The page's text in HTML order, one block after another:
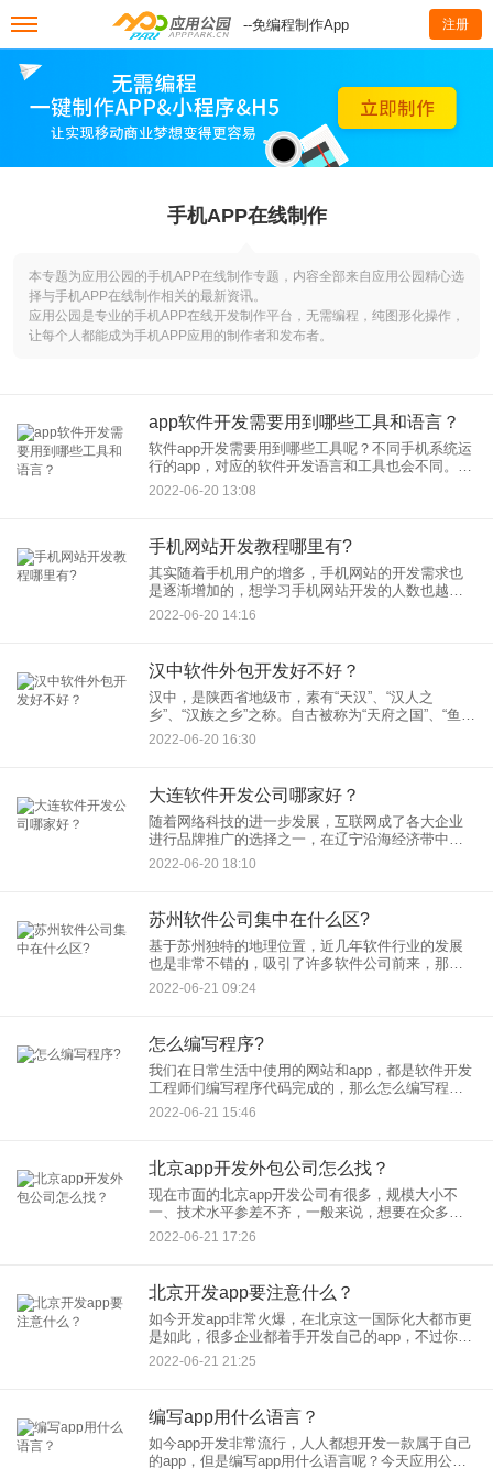
--免编程制作App 注册
手机APP在线制作
本专题为应用公园的手机APP在线制作专题，内容全部来自应用公园精心选
择与手机APP在线制作相关的最新资讯。
应用公园是专业的手机APP在线开发制作平台，无需编程，纯图形化操作，
让每个人都能成为手机APP应用的制作者和发布者。
app软件开发需要用到哪些工具和语言？
软件app开发需要用到哪些工具呢？不同手机系统运
行的app，对应的软件开发语言和工具也会不同。下
面，就针对不同的手机app系统以及app开发流程，
对软件开发涉及到的语言工具进行介绍。
2022-06-20 13:08
手机网站开发教程哪里有?
其实随着手机用户的增多，手机网站的开发需求也
是逐渐增加的，想学习手机网站开发的人数也越来
越多，那么手机网站开发教程哪里有呢？ 有很多人
为了工作需要，会选择去
2022-06-20 14:16
汉中软件外包开发好不好？
汉中，是陕西省地级市，素有“天汉”、“汉人之
乡”、“汉族之乡”之称。自古被称为“天府之国”、“鱼米
之乡”。在汉中，绝大部分企业都是中小型企业，基
本不具备软件开发能力，对于软件开发也了解甚
2022-06-20 16:30
大连软件开发公司哪家好？
随着网络科技的进一步发展，互联网成了各大企业
进行品牌推广的选择之一，在辽宁沿海经济带中心
城市，具有“浪漫城市”之称的大连也是如此，互联网
发展还是挺迅速的，尤其是在软件开发行业。那你
2022-06-20 18:10
苏州软件公司集中在什么区?
基于苏州独特的地理位置，近几年软件行业的发展
也是非常不错的，吸引了许多软件公司前来，那么
苏州软件公司集中在什么区呢？ 较为大众熟知的，
苏州软件开发公司大多集
2022-06-21 09:24
怎么编写程序?
我们在日常生活中使用的网站和app，都是软件开发
工程师们编写程序代码完成的，那么怎么编写程序
呢？ 编写程序是需要学会使用至少一门开发语言以
及开发工具的，所以
2022-06-21 15:46
北京app开发外包公司怎么找？
现在市面的北京app开发公司有很多，规模大小不
一、技术水平参差不齐，一般来说，想要在众多的
北京APP外包公司中找到一个合适的，肯定要花费
一番功夫。那么，我们应该从哪些方面评估一家北
2022-06-21 17:26
北京开发app要注意什么？
如今开发app非常火爆，在北京这一国际化大都市更
是如此，很多企业都着手开发自己的app，不过你知
道在北京开发app需要注意什么吗？今天应用公园小
编和你说下。
2022-06-21 21:25
编写app用什么语言？
如今app开发非常流行，人人都想开发一款属于自己
的app，但是编写app用什么语言呢？今天应用公园